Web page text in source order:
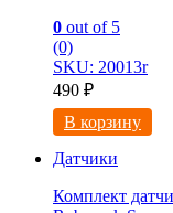
0 out of 5
(0)
SKU: 20013r
490 ₽
В корзину
Датчики
Комплект